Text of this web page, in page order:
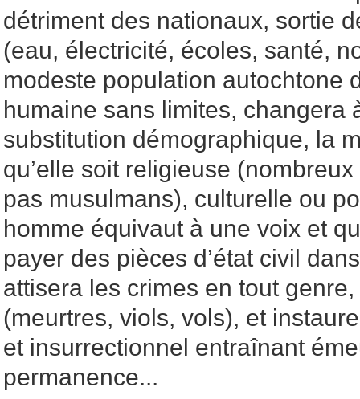
détriment des nationaux, sortie
(eau, électricité, écoles, santé,
modeste population autochtone
humaine sans limites, changera
substitution démographique, la
qu’elle soit religieuse
pas musulmans), culturelle ou
homme équivaut à une voix et
payer des pièces d’état civil
attisera les crimes en tout
(meurtres, viols, vols), et
et insurrectionnel entraînant
permanence...